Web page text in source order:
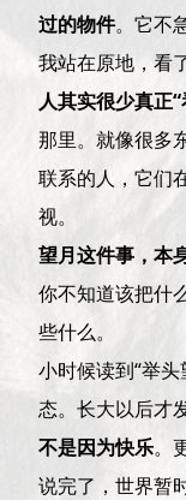
过的物件。它不
我站在原地，看
人其实很少真正
那里。就像很
联系的人，它们
视。
望月这件事，本
你不知道该把什
些什么。
小时候读到“举
态。长大以后才
不是因为快乐。
说完了，世界暂